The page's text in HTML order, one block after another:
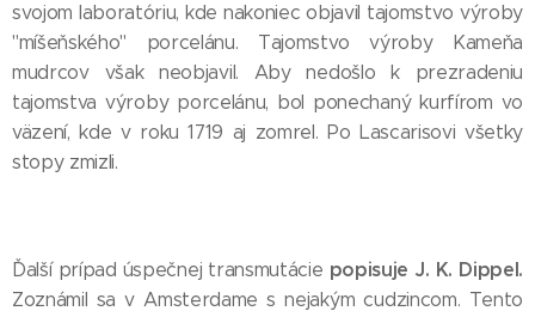
svojom laboratóriu, kde nakoniec objavil tajomstvo výroby
"míšeňského" porcelánu. Tajomstvo výroby Kameňa
mudrcov však neobjavil. Aby nedošlo k prezradeniu
tajomstva výroby porcelánu, bol ponechaný kurfírom vo
väzení, kde v roku 1719 aj zomrel. Po Lascarisovi všetky
stopy zmizli.
Ďalší prípad úspečnej transmutácie popisuje J. K. Dippel.
Zoznámil sa v Amsterdame s nejakým cudzincom. Tento